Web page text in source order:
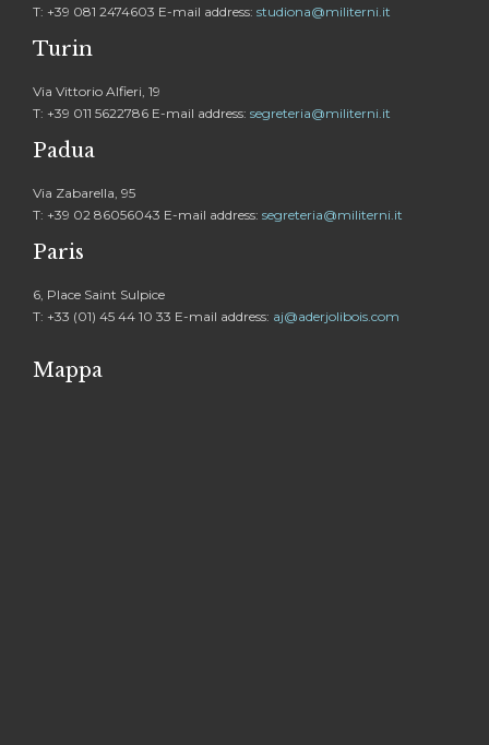
T: +39 081 2474603 E-mail address: studiona@militerni.it
Turin
Via Vittorio Alfieri, 19
T: +39 011 5622786 E-mail address: segreteria@militerni.it
Padua
Via Zabarella, 95
T: +39 02 86056043 E-mail address: segreteria@militerni.it
Paris
6, Place Saint Sulpice
T: +33 (01) 45 44 10 33 E-mail address: aj@aderjolibois.com
Mappa